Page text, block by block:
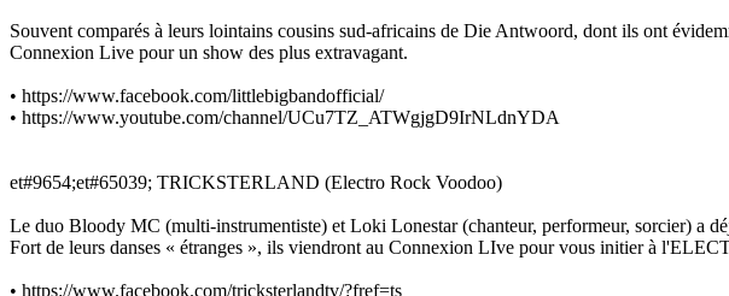
Souvent comparés à leurs lointains cousins sud-africains de Die Antwoord, dont ils ont
Connexion Live pour un show des plus extravagant.
• https://www.facebook.com/littlebigbandofficial/
• https://www.youtube.com/channel/UCu7TZ_ATWgjgD9IrNLdnYDA
et#9654;et#65039; TRICKSTERLAND (Electro Rock Voodoo)
Le duo Bloody MC (multi-instrumentiste) et Loki Lonestar (chanteur, performeur, sorcier) a
Fort de leurs danses « étranges », ils viendront au Connexion LIve pour vous initier à
• https://www.facebook.com/tricksterlandtv/?fref=ts